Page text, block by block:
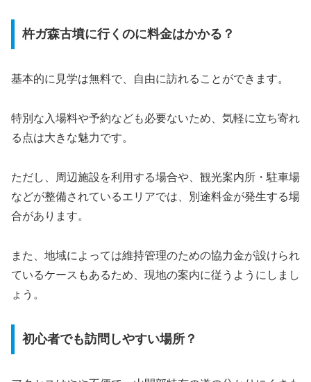
杵ガ森古墳に行くのに料金はかかる？
基本的に見学は無料で、自由に訪れることができます。
特別な入場料や予約なども必要ないため、気軽に立ち寄れ
る点は大きな魅力です。
ただし、周辺施設を利用する場合や、観光案内所・駐車場
などが整備されているエリアでは、別途料金が発生する場
合があります。
また、地域によっては維持管理のための協力金が設けられ
ているケースもあるため、現地の案内に従うようにしまし
ょう。
初心者でも訪問しやすい場所？